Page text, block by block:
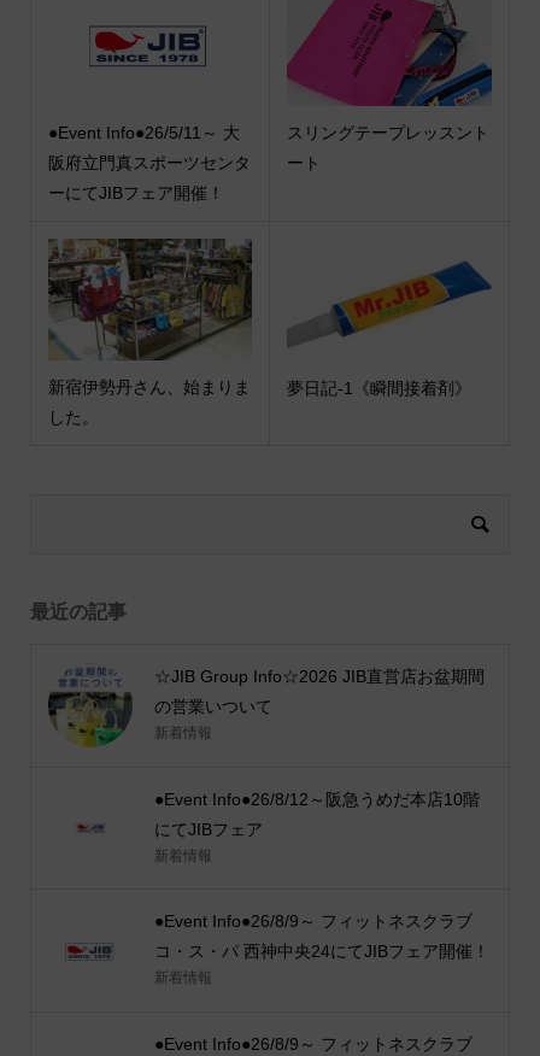
●Event Info●26/5/11～ 大
阪府立門真スポーツセンタ
ーにてJIBフェア開催！
スリングテープレッスント
ート
新宿伊勢丹さん、始まりま
した。
夢日記-1《瞬間接着剤》
最近の記事
☆JIB Group Info☆2026 JIB直営店お盆期間
の営業いついて
新着情報
●Event Info●26/8/12～阪急うめだ本店10階
にてJIBフェア
新着情報
●Event Info●26/8/9～ フィットネスクラブ
コ・ス・パ 西神中央24にてJIBフェア開催！
新着情報
●Event Info●26/8/9～ フィットネスクラブ